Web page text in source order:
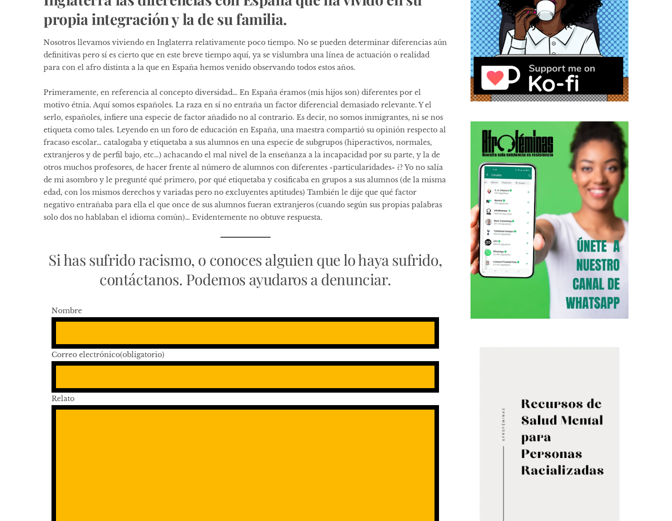
propia integración y la de su familia.
Nosotros llevamos viviendo en Inglaterra relativamente poco tiempo. No se pueden determinar diferencias aún
definitivas pero sí es cierto que en este breve tiempo aquí, ya se vislumbra una línea de actuación o realidad
para con el afro distinta a la que en España hemos venido observando todos estos años.
Primeramente, en referencia al concepto diversidad… En España éramos (mis hijos son) diferentes por el
motivo étnia. Aquí somos españoles. La raza en sí no entraña un factor diferencial demasiado relevante. Y el
serlo, españoles, infiere una especie de factor añadido no al contrario. Es decir, no somos inmigrantes, ni se nos
etiqueta como tales. Leyendo en un foro de educación en España, una maestra compartió su opinión respecto al
fracaso escolar… catalogaba y etiquetaba a sus alumnos en una especie de subgrupos (hiperactivos, normales,
extranjeros y de perfil bajo, etc…) achacando el mal nivel de la enseñanza a la incapacidad por su parte, y la de
otros muchos profesores, de hacer frente al número de alumnos con diferentes «particularidades» ¿? Yo no salía
de mi asombro y le pregunté qué primero, por qué etiquetaba y cosificaba en grupos a sus alumnos (de la misma
edad, con los mismos derechos y variadas pero no excluyentes aptitudes) También le dije que qué factor
negativo entrañaba para ella el que once de sus alumnos fueran extranjeros (cuando según sus propias palabras
solo dos no hablaban el idioma común)… Evidentemente no obtuve respuesta.
Si has sufrido racismo, o conoces alguien que lo haya sufrido,
contáctanos. Podemos ayudaros a denunciar.
Nombre
Correo electrónico(obligatorio)
Relato